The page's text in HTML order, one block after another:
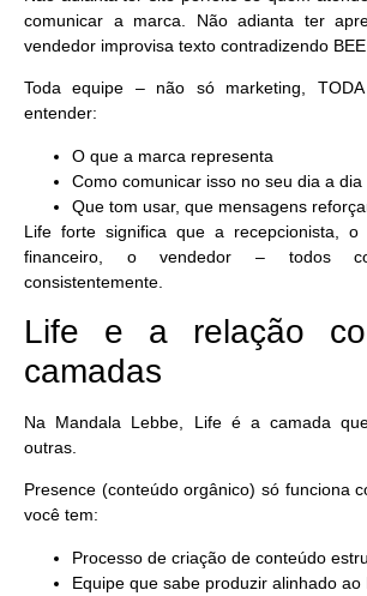
comunicar a marca. Não adianta ter
vendedor improvisa texto contradizendo BEE.
Toda equipe – não só marketing,
entender:
O que a marca representa
Como comunicar isso no seu dia a dia
Que tom usar, que mensagens
Life forte significa que a recepcionista, o
financeiro, o vendedor – todos
consistentemente.
Life e a relação
camadas
Na Mandala Lebbe, Life é a camada
outras
Presence (conteúdo orgânico) só funciona
você tem:
Processo de criação de conteúdo
Equipe que sabe produzir alinhado ao